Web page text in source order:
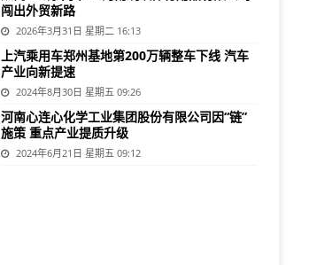
闯出外贸新路
2026年3月31日 星期二 16:13
上汽乘用车郑州基地第200万辆整车下线 汽车
产业向新提速
2024年8月30日 星期五 09:26
河南心连心化学工业集团股份有限公司因“链”
施策 重点产业提质升级
2024年6月21日 星期五 09:12